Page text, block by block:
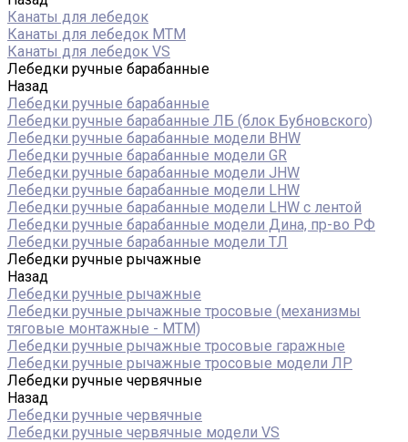
Канаты для лебедок
Канаты для лебедок MTM
Канаты для лебедок VS
Лебедки ручные барабанные
Назад
Лебедки ручные барабанные
Лебедки ручные барабанные ЛБ (блок Бубновского)
Лебедки ручные барабанные модели BHW
Лебедки ручные барабанные модели GR
Лебедки ручные барабанные модели JHW
Лебедки ручные барабанные модели LHW
Лебедки ручные барабанные модели LHW c лентой
Лебедки ручные барабанные модели Дина, пр-во РФ
Лебедки ручные барабанные модели ТЛ
Лебедки ручные рычажные
Назад
Лебедки ручные рычажные
Лебедки ручные рычажные тросовые (механизмы
тяговые монтажные - МТМ)
Лебедки ручные рычажные тросовые гаражные
Лебедки ручные рычажные тросовые модели ЛР
Лебедки ручные червячные
Назад
Лебедки ручные червячные
Лебедки ручные червячные модели VS